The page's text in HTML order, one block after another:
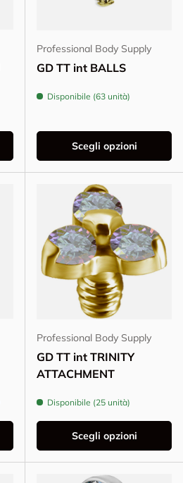
Professional Body Supply
GD TT int BALLS
Disponibile (63 unità)
Scegli opzioni
Professional Body Supply
GD TT int TRINITY
ATTACHMENT
Disponibile (25 unità)
Scegli opzioni